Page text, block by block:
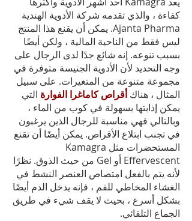
كفاءة ، والذي تقدمه شركة الأدوية الهندية
Ajanta Pharma. يمكن أن يقنع هذا المنتج
ليس فقط من الناحية المالية ، ولكن أيضًا
بسبب تنوعه. إنه شائع جدًا لدى الرجال على
وجه التحديد لأن الأدوية الجنيسة متوفرة في
مجموعة متنوعة من المتغيرات. على سبيل
المثال ، هناكأقراص كاماغرا الفوارة التي
يمكن إذابتها بسهولة في كوب من الماء ،
وبالتالي فهي مناسبة للرجال الذين يرغبون
في تجنب ابتلاع الأقراص. يمكن أيضًا أن تقنع
المستحضرات مثل Kamagra
Effervescent أو Gel من حيث الذوق. نظرًا
لأنه يتم بالفعل امتصاص العنصر النشط في
الغشاء المخاطي للفم ، فإنه يدخل الدم أيضًا
بشكل أسرع ، بحيث لا يقف شيء في طريق
الجماع التلقائي.